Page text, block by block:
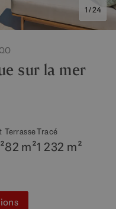
1 / 24
sur la mer
Terrasse
82 m²
Tracé
1 232 m²